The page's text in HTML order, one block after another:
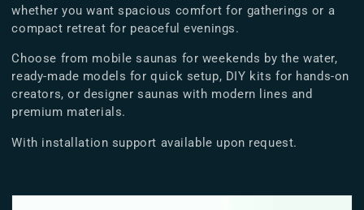
l
e
c
c
i
ó
:
whether you want spacious comfort for gatherings or a
compact retreat for peaceful evenings.
Choose from mobile saunas for weekends by the water,
ready-made models for quick setup, DIY kits for hands-on
creators, or designer saunas with modern lines and
premium materials.
With installation support available upon request.